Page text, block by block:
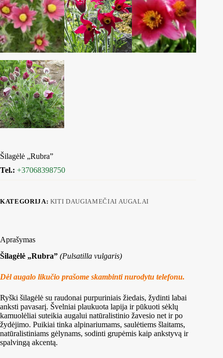
Šilagėlė „Rubra”
Tel.: +37068398750
KATEGORIJA: KITI DAUGIAMEČIAI AUGALAI
Aprašymas
Šilagėlė „Rubra” (Pulsatilla vulgaris)
Dėl augalo likučio prašome skambinti nurodytu telefonu.
Ryški šilagėlė su raudonai purpuriniais žiedais, žydinti labai
anksti pavasarį. Švelniai plaukuota lapija ir pūkuoti sėklų
kamuolėliai suteikia augalui natūralistinio žavesio net ir po
žydėjimo. Puikiai tinka alpinariumams, saulėtiems šlaitams,
natūralistiniams gėlynams, sodinti grupėmis kaip ankstyvą ir
spalvingą akcentą.